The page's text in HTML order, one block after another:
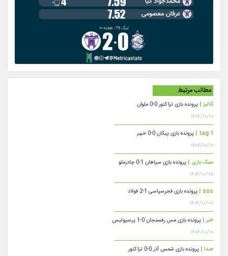
مطالب مرتبط
آنالیز | پرونده بازی تراکتور 0-0 ملوان
۱۴۰۴/۱۰/۱۰
tag 1 | پرونده بازی پیکان 0-0 خیبر
۱۴۰۴/۱۰/۱۰
سبک بازی | پرونده بازی سپاهان 1-0 چادرملو
۱۴۰۴/۱۰/۰۷
sss | پرونده بازی فجرسپاسی 1-2 فولاد
۱۴۰۴/۱۰/۰۷
خبر | پرونده بازی مس رفسنجان 0-1 پرسپولیس
۱۴۰۴/۱۰/۱۰
صدا | پرونده بازی شمس آذر 0-0 تراکتور